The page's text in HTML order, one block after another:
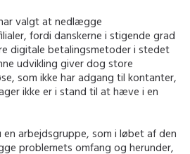
valgt at nedlægge
fordi danskerne i stigende grad
digitale betalingsmetoder i stedet
udvikling giver dog store
som ikke har adgang til kontanter,
ikke er i stand til at hæve i en
arbejdsgruppe, som i løbet af den
problemets omfang og herunder,